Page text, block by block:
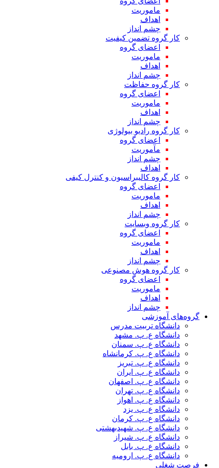
ماموریت
اهداف
چشم انداز
کار گروه تضمین کیفیت
اعضای گروه
ماموریت
اهداف
چشم انداز
کار گروه حفاظت
اعضای گروه
ماموریت
اهداف
چشم انداز
کار گروه رادیو بیولوژی
اعضای گروه
مآموریت
چشم انداز
اهداف
کار گروه کالیبراسیون و کنترل کیفی
اعضای گروه
ماموریت
اهداف
چشم انداز
کار گروه وبسایت
اعضای گروه
ماموریت
اهداف
چشم انداز
کار گروه هوش مصنوعی
اعضای گروه
ماموریت
اهداف
چشم انداز
گروه‌های آموزشی
دانشگاه تربیت مدرس
دانشگاه ع. پ. مشهد
دانشگاه ع. پ. سمنان
دانشگاه ع. پ. کرمانشاه
دانشگاه ع. پ. تبریز
دانشگاه ع. پ. ایران
دانشگاه ع. پ. اصفهان
دانشگاه ع. پ. تهران
دانشگاه ع. پ. اهواز
دانشگاه ع. پ. یزد
دانشگاه ع. پ. کرمان
دانشگاه ع. پ. شهید‌بهشتی
دانشگاه ع. پ. شیراز
دانشگاه ع. پ. بابل
دانشگاه ع. پ. ارومیه
فرصت شغلی